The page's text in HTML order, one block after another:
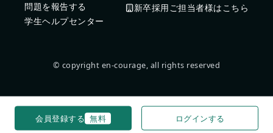
問題を報告する
学生ヘルプセンター
新卒採用ご担当者様はこちら
© copyright en-courage, all rights reserved
会員登録する 無料 ログインする